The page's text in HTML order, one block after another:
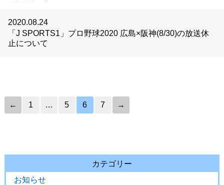
2020.08.24
「J SPORTS1」プロ野球2020 広島×阪神(8/30)の放送休
止について
← 1 … 5 6 7 →
カテゴリー
お知らせ